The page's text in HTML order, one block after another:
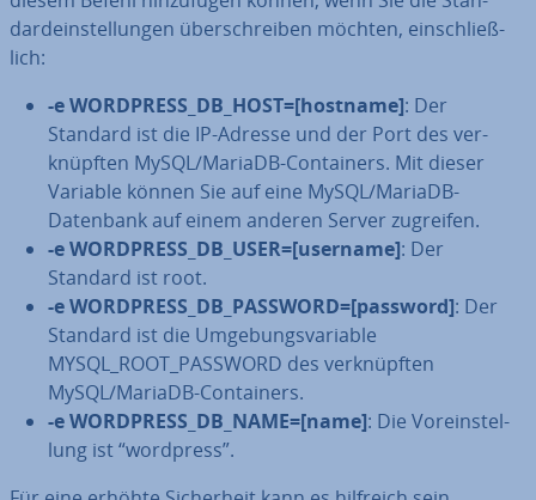
dard­ein­stel­lun­gen über­schrei­ben möchten, ein­schließ­
lich:
-e WORDPRESS_DB_HOST=[hostname]: Der
Standard ist die IP-Adresse und der Port des ver­
knüpf­ten MySQL/MariaDB-Con­tai­ners. Mit dieser
Variable können Sie auf eine MySQL/MariaDB-
Datenbank auf einem anderen Server zugreifen.
-e WORDPRESS_DB_USER=[username]: Der
Standard ist root.
-e WORDPRESS_DB_PASSWORD=[password]: Der
Standard ist die Um­ge­bungs­va­ria­ble
MYSQL_ROOT_PASSWORD des ver­knüpf­ten
MySQL/MariaDB-Con­tai­ners.
-e WORDPRESS_DB_NAME=[name]: Die Vor­ein­stel­
lung ist “wordpress”.